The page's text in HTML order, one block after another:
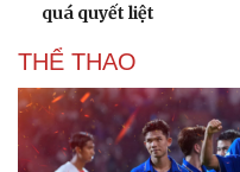
quá quyết liệt
THỂ THAO